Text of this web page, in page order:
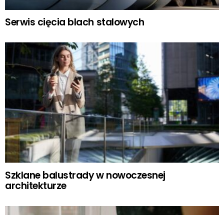
Serwis cięcia blach stalowych
Szklane balustrady w nowoczesnej
architekturze